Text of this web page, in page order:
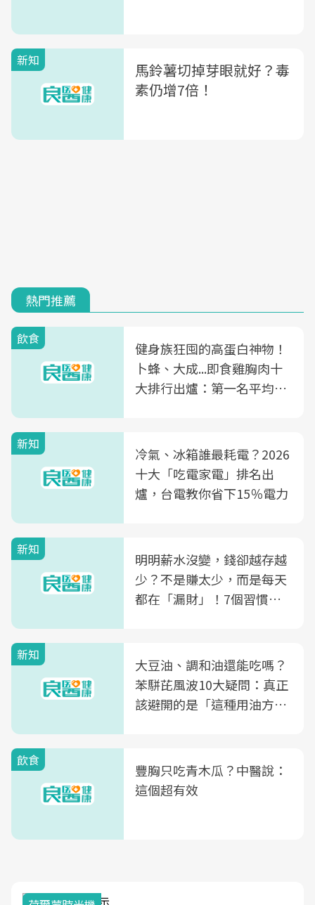
新知
馬鈴薯切掉芽眼就好？毒
素仍增7倍！
熱門推薦
飲食
健身族狂囤的高蛋白神物！
卜蜂、大成...即食雞胸肉十
大排行出爐：第一名平均一
新知
冷氣、冰箱誰最耗電？2026
十大「吃電家電」排名出
爐，台電教你省下15％電力
新知
明明薪水沒變，錢卻越存越
少？不是賺太少，而是每天
都在「漏財」！7個習慣一
新知
大豆油、調和油還能吃嗎？
苯駢芘風波10大疑問：真正
該避開的是「這種用油方
飲食
豐胸只吃青木瓜？中醫說：
這個超有效